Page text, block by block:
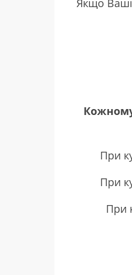
Якщо
При
При
При